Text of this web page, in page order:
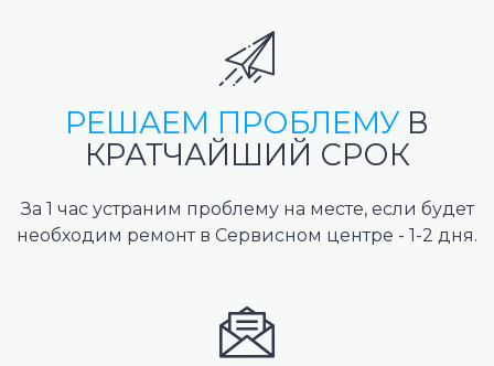
РЕШАЕМ ПРОБЛЕМУ В
КРАТЧАЙШИЙ СРОК
За 1 час устраним проблему на месте, если будет
необходим ремонт в Сервисном центре - 1-2 дня.